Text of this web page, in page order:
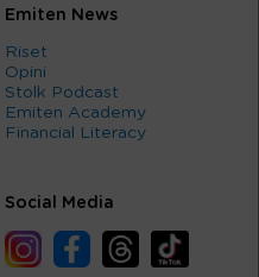
Emiten News
Riset
Opini
Stolk Podcast
Emiten Academy
Financial Literacy
Social Media